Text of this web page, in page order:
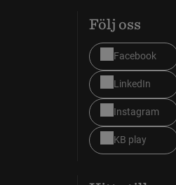
Följ oss
Facebook
LinkedIn
Instagram
KB play